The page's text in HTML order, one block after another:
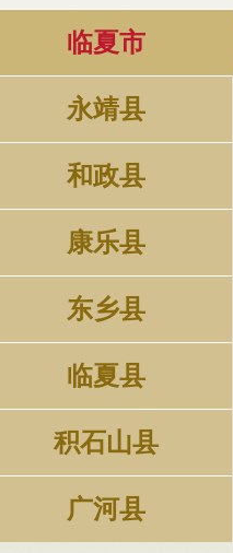
临夏市
永靖县
和政县
康乐县
东乡县
临夏县
积石山县
广河县